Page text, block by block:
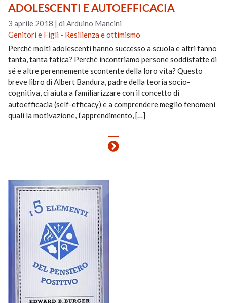
ADOLESCENTI E AUTOEFFICACIA
3 aprile 2018 |di Arduino Mancini
Genitori e Figli - Resilienza e ottimismo
Perché molti adolescenti hanno successo a scuola e altri fanno
tanta, tanta fatica? Perché incontriamo persone soddisfatte di
sé e altre perennemente scontente della loro vita? Questo
breve libro di Albert Bandura, padre della teoria socio-
cognitiva, ci aiuta a familiarizzare con il concetto di
autoefficacia (self-efficacy) e a comprendere meglio fenomeni
quali la motivazione, l’apprendimento, […]